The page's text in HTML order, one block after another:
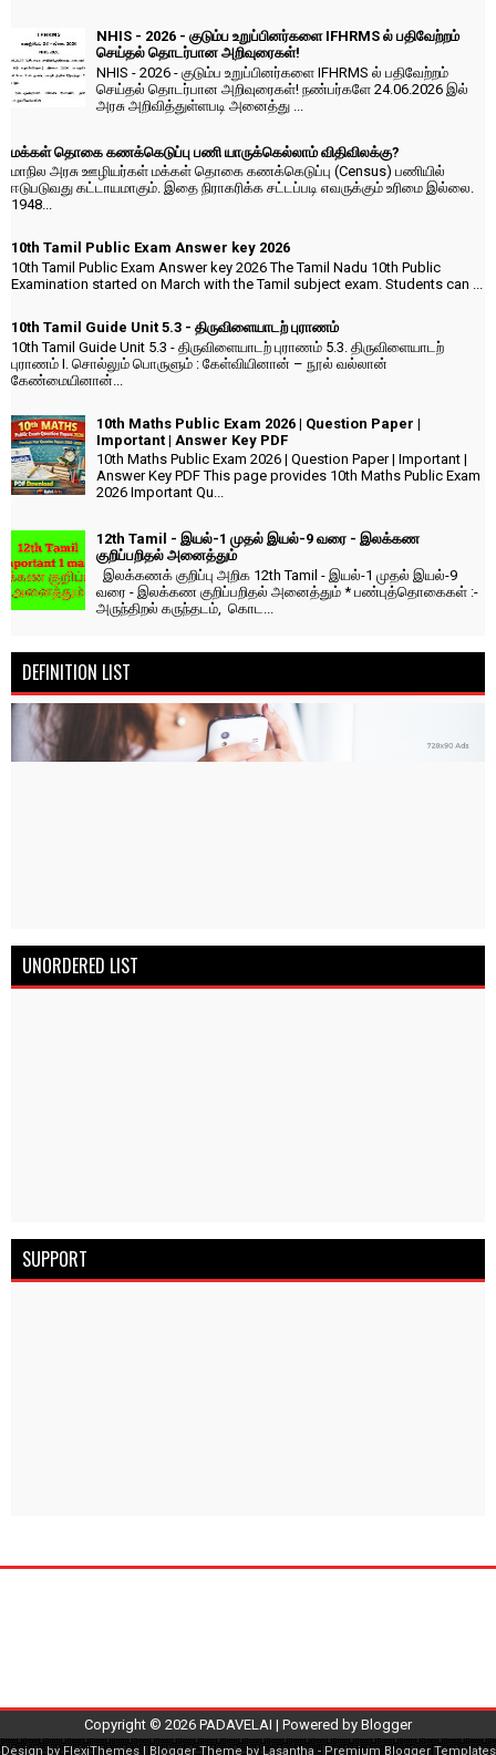
NHIS - 2026 - குடும்ப உறுப்பினர்களை IFHRMS ல் பதிவேற்றம்
செய்தல் தொடர்பான அறிவுரைகள்!
NHIS - 2026 - குடும்ப உறுப்பினர்களை IFHRMS ல் பதிவேற்றம்
செய்தல் தொடர்பான அறிவுரைகள்! நண்பர்களே 24.06.2026 இல்
அரசு அறிவித்துள்ளபடி அனைத்து ...
மக்கள் தொகை கணக்கெடுப்பு பணி யாருக்கெல்லாம் விதிவிலக்கு?
மாநில அரசு ஊழியர்கள் மக்கள் தொகை கணக்கெடுப்பு (Census) பணியில்
ஈடுபடுவது கட்டாயமாகும். இதை நிராகரிக்க சட்டப்படி எவருக்கும் உரிமை இல்லை.
1948...
10th Tamil Public Exam Answer key 2026
10th Tamil Public Exam Answer key 2026 The Tamil Nadu 10th Public
Examination started on March with the Tamil subject exam. Students can ...
10th Tamil Guide Unit 5.3 - திருவிளையாடற் புராணம்
10th Tamil Guide Unit 5.3 - திருவிளையாடற் புராணம் 5.3. திருவிளையாடற்
புராணம் I. சொல்லும் பொருளும் : கேள்வியினான் – நூல் வல்லான்
கேண்மையினான்...
10th Maths Public Exam 2026 | Question Paper |
Important | Answer Key PDF
10th Maths Public Exam 2026 | Question Paper | Important |
Answer Key PDF This page provides 10th Maths Public Exam
2026 Important Qu...
12th Tamil - இயல்-1 முதல் இயல்-9 வரை - இலக்கண
குறிப்பறிதல் அனைத்தும்
இலக்கணக் குறிப்பு அறிக 12th Tamil - இயல்-1 முதல் இயல்-9
வரை - இலக்கண குறிப்பறிதல் அனைத்தும் * பண்புத்தொகைகள் :-
அருந்திறல் கருந்தடம், கொட...
DEFINITION LIST
UNORDERED LIST
SUPPORT
Copyright © 2026 PADAVELAI | Powered by Blogger
Design byFlexiThemes| Blogger Theme byLasantha- Premium Blogger Templates